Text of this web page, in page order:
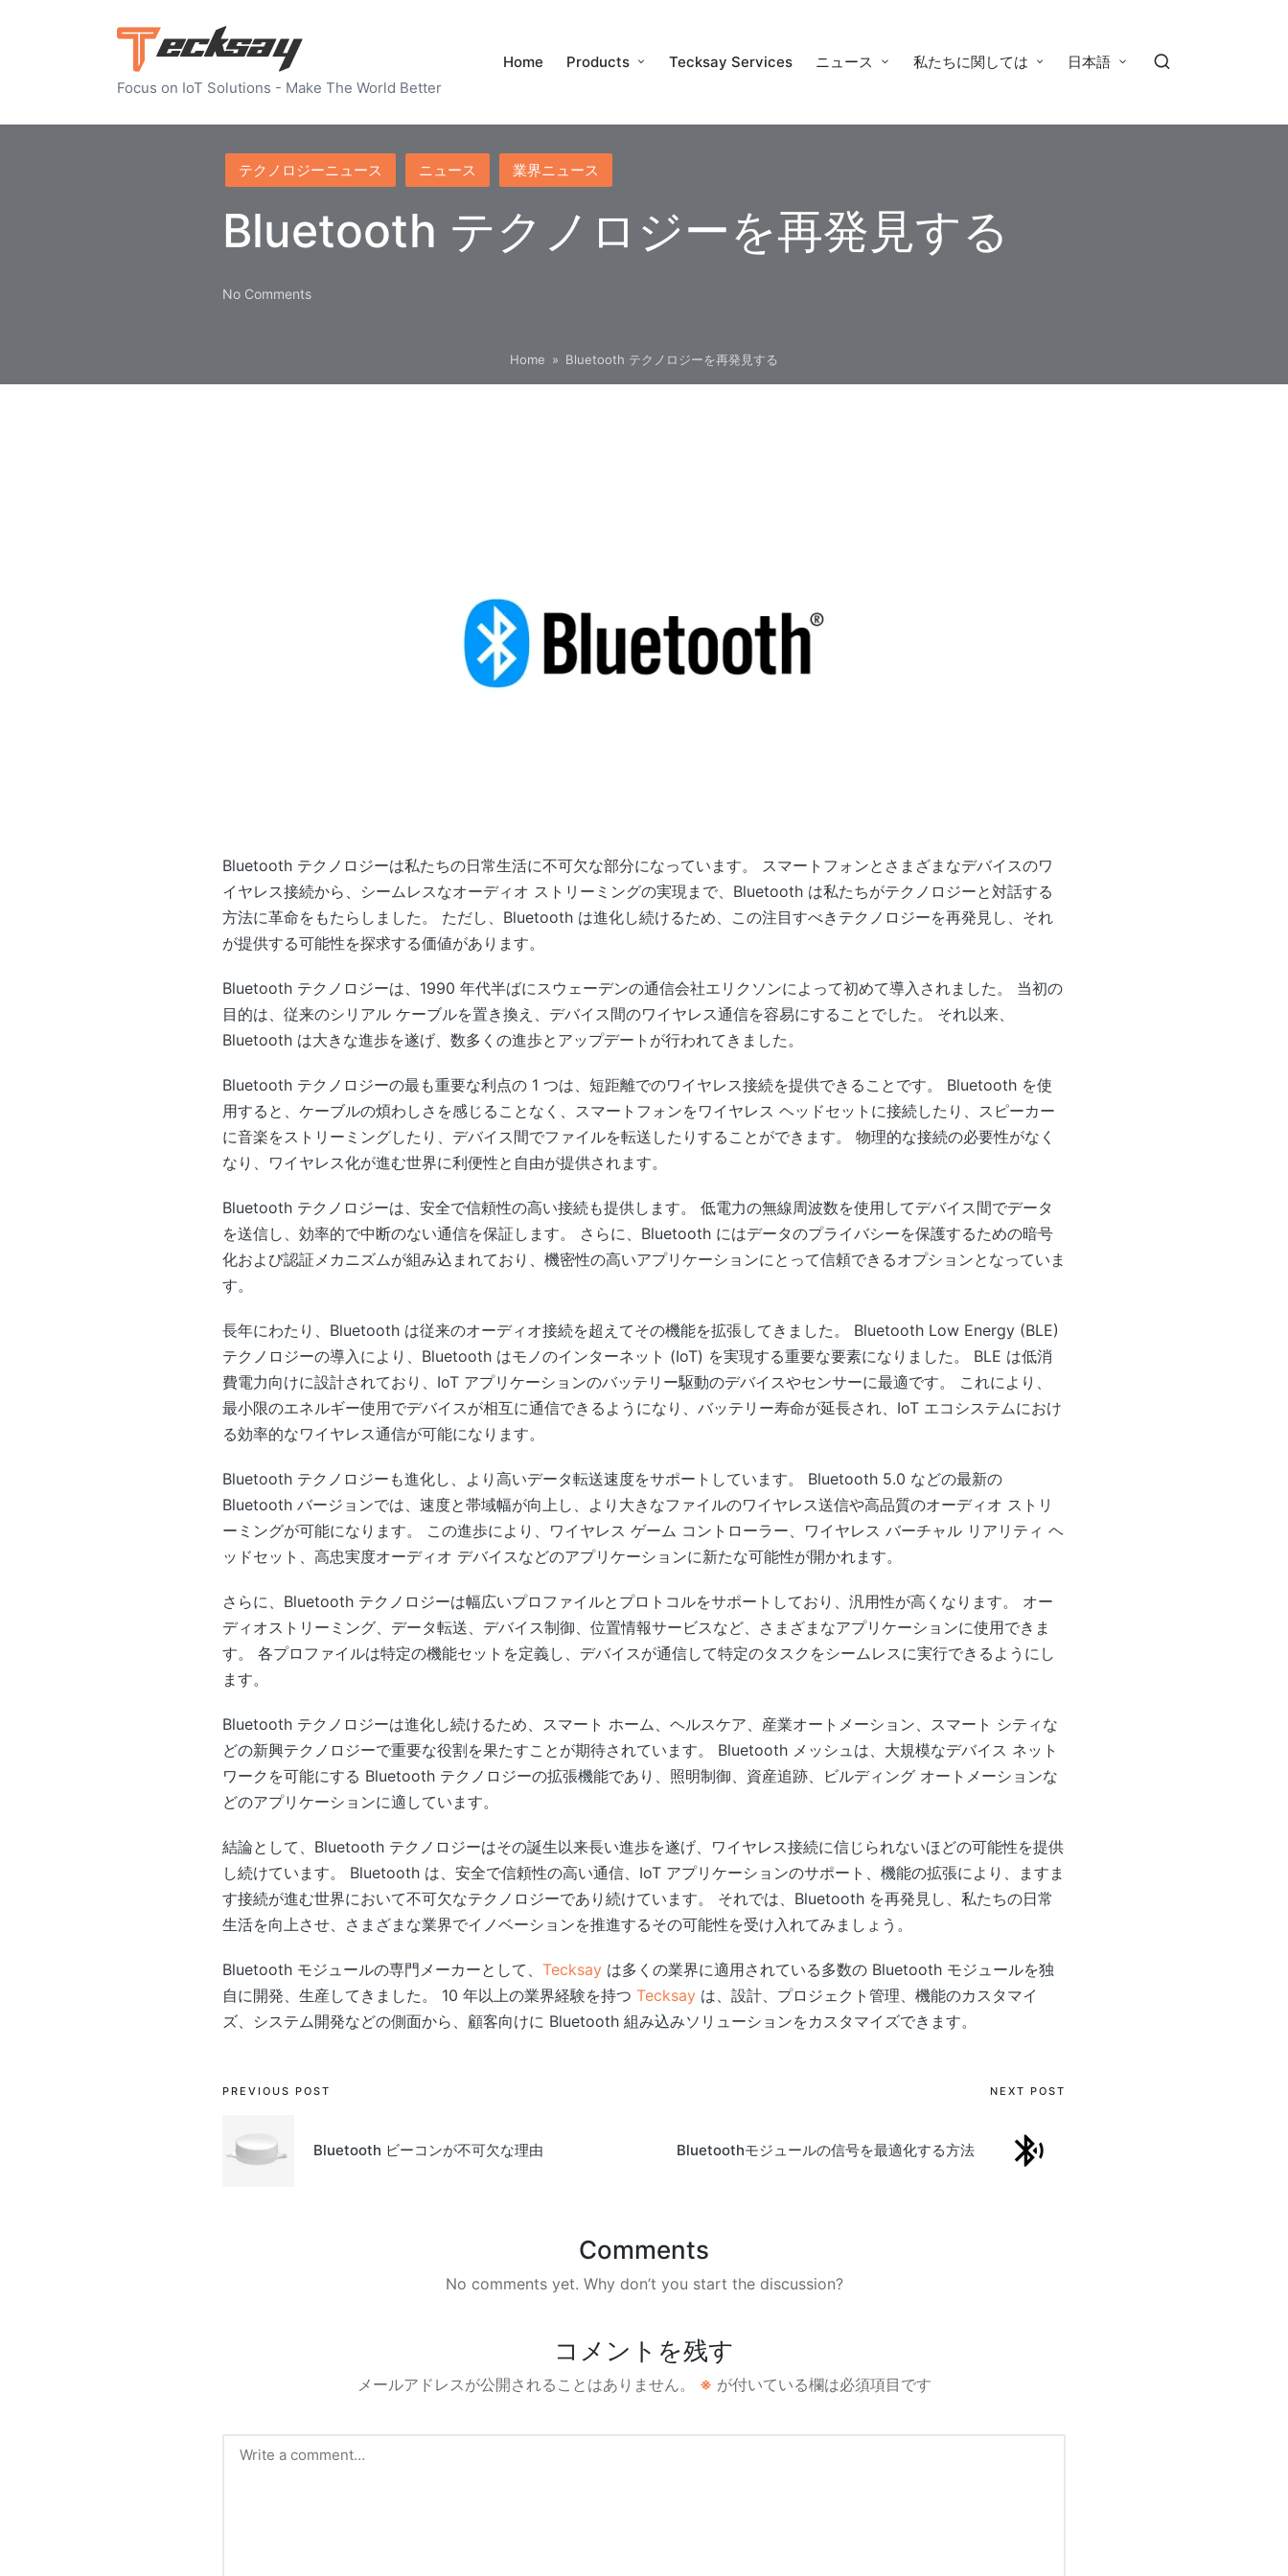
Focus on IoT Solutions - Make The World Better
Home Products Tecksay Services ニュース 私たちに関しては 日本語
Posted
in
テクノロジーニュース ニュース 業界ニュース
Bluetooth テクノロジーを再発見する
No Comments
Home » Bluetooth テクノロジーを再発見する
Bluetooth テクノロジーは私たちの日常生活に不可欠な部分になっています。 スマートフォンとさまざまなデバイスのワ
イヤレス接続から、シームレスなオーディオ ストリーミングの実現まで、Bluetooth は私たちがテクノロジーと対話する
方法に革命をもたらしました。 ただし、Bluetooth は進化し続けるため、この注目すべきテクノロジーを再発見し、それ
が提供する可能性を探求する価値があります。
Bluetooth テクノロジーは、1990 年代半ばにスウェーデンの通信会社エリクソンによって初めて導入されました。 当初の
目的は、従来のシリアル ケーブルを置き換え、デバイス間のワイヤレス通信を容易にすることでした。 それ以来、
Bluetooth は大きな進歩を遂げ、数多くの進歩とアップデートが行われてきました。
Bluetooth テクノロジーの最も重要な利点の 1 つは、短距離でのワイヤレス接続を提供できることです。 Bluetooth を使
用すると、ケーブルの煩わしさを感じることなく、スマートフォンをワイヤレス ヘッドセットに接続したり、スピーカー
に音楽をストリーミングしたり、デバイス間でファイルを転送したりすることができます。 物理的な接続の必要性がなく
なり、ワイヤレス化が進む世界に利便性と自由が提供されます。
Bluetooth テクノロジーは、安全で信頼性の高い接続も提供します。 低電力の無線周波数を使用してデバイス間でデータ
を送信し、効率的で中断のない通信を保証します。 さらに、Bluetooth にはデータのプライバシーを保護するための暗号
化および認証メカニズムが組み込まれており、機密性の高いアプリケーションにとって信頼できるオプションとなっていま
す。
長年にわたり、Bluetooth は従来のオーディオ接続を超えてその機能を拡張してきました。 Bluetooth Low Energy (BLE)
テクノロジーの導入により、Bluetooth はモノのインターネット (IoT) を実現する重要な要素になりました。 BLE は低消
費電力向けに設計されており、IoT アプリケーションのバッテリー駆動のデバイスやセンサーに最適です。 これにより、
最小限のエネルギー使用でデバイスが相互に通信できるようになり、バッテリー寿命が延長され、IoT エコシステムにおけ
る効率的なワイヤレス通信が可能になります。
Bluetooth テクノロジーも進化し、より高いデータ転送速度をサポートしています。 Bluetooth 5.0 などの最新の
Bluetooth バージョンでは、速度と帯域幅が向上し、より大きなファイルのワイヤレス送信や高品質のオーディオ ストリ
ーミングが可能になります。 この進歩により、ワイヤレス ゲーム コントローラー、ワイヤレス バーチャル リアリティ ヘ
ッドセット、高忠実度オーディオ デバイスなどのアプリケーションに新たな可能性が開かれます。
さらに、Bluetooth テクノロジーは幅広いプロファイルとプロトコルをサポートしており、汎用性が高くなります。 オー
ディオストリーミング、データ転送、デバイス制御、位置情報サービスなど、さまざまなアプリケーションに使用できま
す。 各プロファイルは特定の機能セットを定義し、デバイスが通信して特定のタスクをシームレスに実行できるようにし
ます。
Bluetooth テクノロジーは進化し続けるため、スマート ホーム、ヘルスケア、産業オートメーション、スマート シティな
どの新興テクノロジーで重要な役割を果たすことが期待されています。 Bluetooth メッシュは、大規模なデバイス ネット
ワークを可能にする Bluetooth テクノロジーの拡張機能であり、照明制御、資産追跡、ビルディング オートメーションな
どのアプリケーションに適しています。
結論として、Bluetooth テクノロジーはその誕生以来長い進歩を遂げ、ワイヤレス接続に信じられないほどの可能性を提供
し続けています。 Bluetooth は、安全で信頼性の高い通信、IoT アプリケーションのサポート、機能の拡張により、ますま
す接続が進む世界において不可欠なテクノロジーであり続けています。 それでは、Bluetooth を再発見し、私たちの日常
生活を向上させ、さまざまな業界でイノベーションを推進するその可能性を受け入れてみましょう。
Bluetooth モジュールの専門メーカーとして、 Tecksay は多くの業界に適用されている多数の Bluetooth モジュールを独
自に開発、生産してきました。 10 年以上の業界経験を持つ Tecksay は、設計、プロジェクト管理、機能のカスタマイ
ズ、システム開発などの側面から、顧客向けに Bluetooth 組み込みソリューションをカスタマイズできます。
Post
navigation
PREVIOUS POST
Bluetooth ビーコンが不可欠な理由
NEXT POST
Bluetoothモジュールの信号を最適化する方法
Comments
No comments yet. Why don’t you start the discussion?
コメントを残す
メールアドレスが公開されることはありません。 ※ が付いている欄は必須項目です